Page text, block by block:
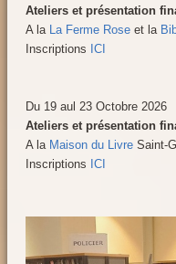
Ateliers et présentation
A la La Ferme Rose et la
Inscriptions ICI
Du 19 aul 23 Octobre 2026
Ateliers et présentation
A la Maison du Livre Saint-
Inscriptions ICI